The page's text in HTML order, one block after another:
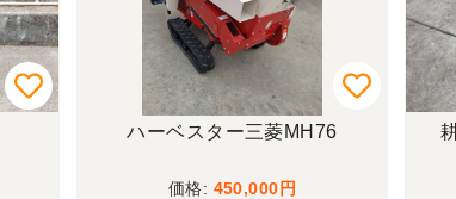
耕運機クボタTA400-SCEG
139,000